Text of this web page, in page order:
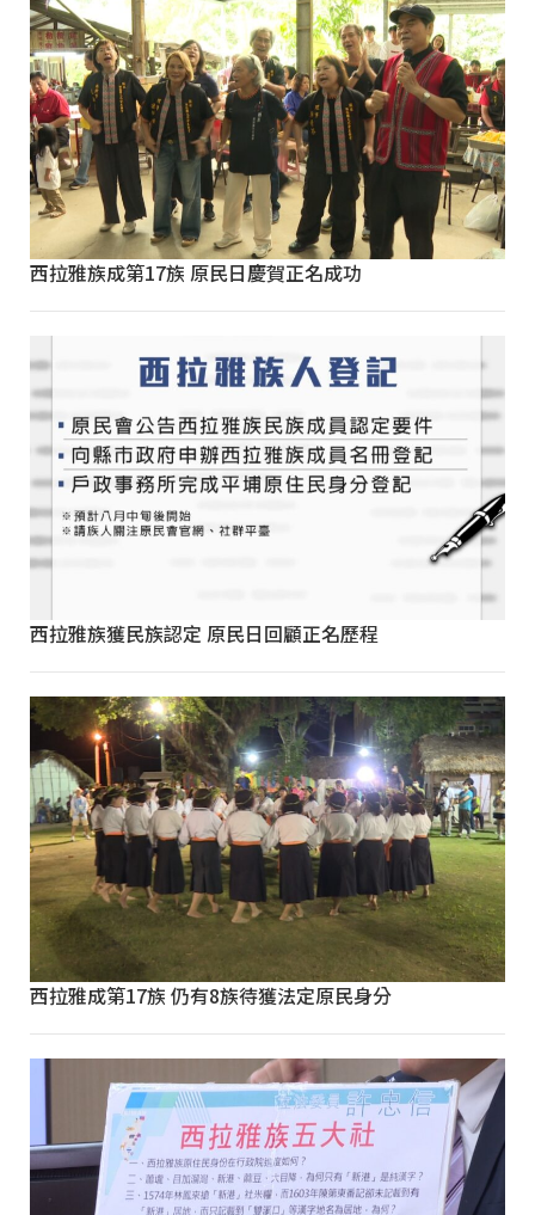
西拉雅族成第17族 原民日慶賀正名成功
西拉雅族獲民族認定 原民日回顧正名歷程
西拉雅成第17族 仍有8族待獲法定原民身分